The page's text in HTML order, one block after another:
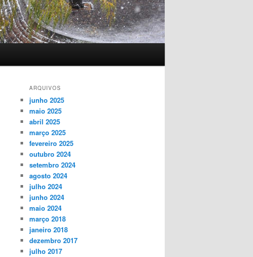
ARQUIVOS
junho 2025
maio 2025
abril 2025
março 2025
fevereiro 2025
outubro 2024
setembro 2024
agosto 2024
julho 2024
junho 2024
maio 2024
março 2018
janeiro 2018
dezembro 2017
julho 2017